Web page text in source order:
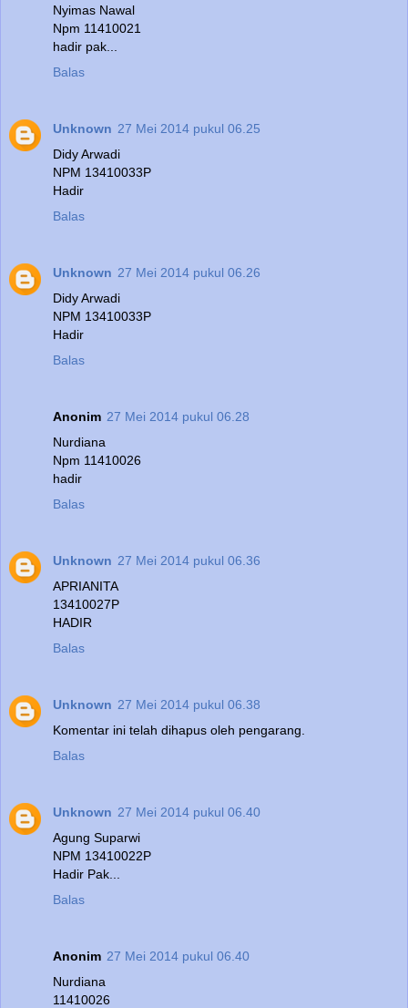
Nyimas Nawal
Npm 11410021
hadir pak...
Balas
Unknown 27 Mei 2014 pukul 06.25
Didy Arwadi
NPM 13410033P
Hadir
Balas
Unknown 27 Mei 2014 pukul 06.26
Didy Arwadi
NPM 13410033P
Hadir
Balas
Anonim 27 Mei 2014 pukul 06.28
Nurdiana
Npm 11410026
hadir
Balas
Unknown 27 Mei 2014 pukul 06.36
APRIANITA
13410027P
HADIR
Balas
Unknown 27 Mei 2014 pukul 06.38
Komentar ini telah dihapus oleh pengarang.
Balas
Unknown 27 Mei 2014 pukul 06.40
Agung Suparwi
NPM 13410022P
Hadir Pak...
Balas
Anonim 27 Mei 2014 pukul 06.40
Nurdiana
11410026